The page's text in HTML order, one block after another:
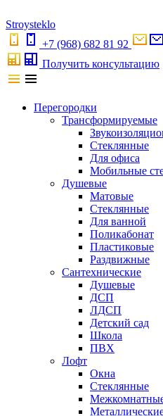
Stroysteklo
+7 (968) 682 81 92
Получить консультацию
Перегородки
Трансформируемые
Стеклянные
Для офиса
Мобильные
Душевые
Матовые
Стеклянные
Для ванной
Поликабонат
Пластиковые
Раздвижные
Сантехнические
Душевые
ДСП
ЛДСП
Детский сад
Школа
ПВХ
Лофт
Окна
Стеклянные